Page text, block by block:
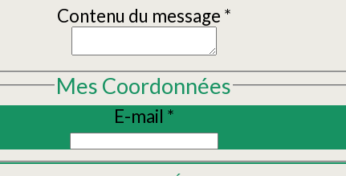
Contenu du message *
Mes Coordonnées
E-mail *